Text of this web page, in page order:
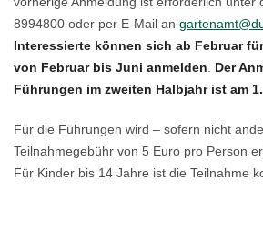
8994800 oder per E-Mail an
Interessierte können sich ab Februar
von Februar bis Juni anmelden
Der
Führungen im zweiten Halbjahr ist am
Für die Führungen wird – sofern nicht
Teilnahmegebühr von 5 Euro pro Person
Für Kinder bis 14 Jahre ist die Teilnahme